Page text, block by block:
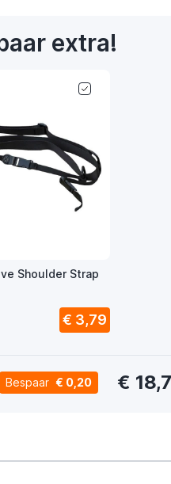
extra!
Shoulder Strap
€ 3,79
Bespaar € 0,20 €